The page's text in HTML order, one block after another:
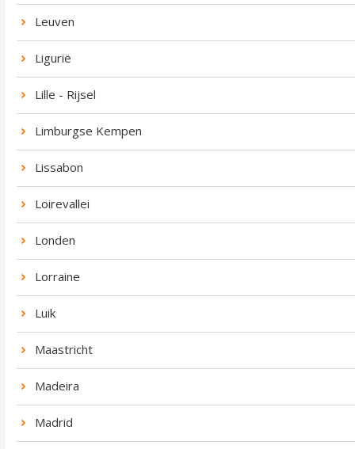
Leuven
Ligurië
Lille - Rijsel
Limburgse Kempen
Lissabon
Loirevallei
Londen
Lorraine
Luik
Maastricht
Madeira
Madrid